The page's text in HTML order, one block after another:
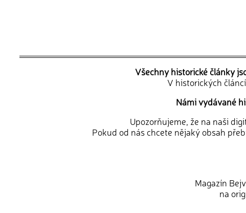
Všechny historické články
V historických
Námi vydávané
Upozorňujeme, že na naši
Pokud od nás chcete nějaký obsah
Magazín
na